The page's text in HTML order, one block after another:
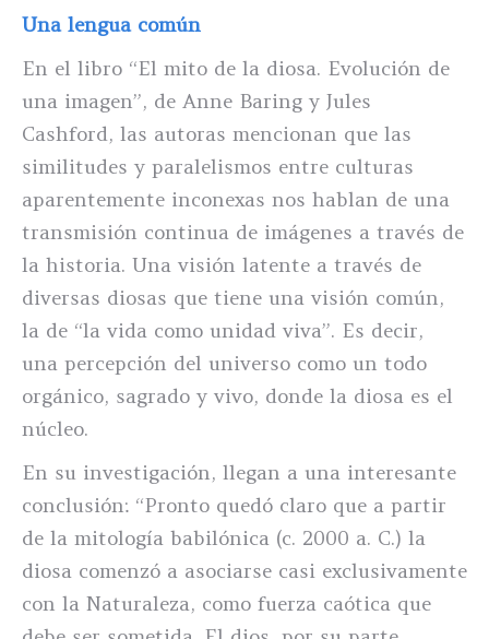
Una lengua común
En el libro “El mito de la diosa. Evolución de
una imagen”, de Anne Baring y Jules
Cashford, las autoras mencionan que las
similitudes y paralelismos entre culturas
aparentemente inconexas nos hablan de una
transmisión continua de imágenes a través de
la historia. Una visión latente a través de
diversas diosas que tiene una visión común,
la de “la vida como unidad viva”. Es decir,
una percepción del universo como un todo
orgánico, sagrado y vivo, donde la diosa es el
núcleo.
En su investigación, llegan a una interesante
conclusión: “Pronto quedó claro que a partir
de la mitología babilónica (c. 2000 a. C.) la
diosa comenzó a asociarse casi exclusivamente
con la Naturaleza, como fuerza caótica que